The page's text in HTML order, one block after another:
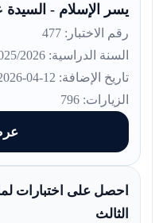
يسر الإسلام - السيدة
رقم الاختبار: 477
السنة الدراسية: 2025/2026
تاريخ الإضافة: 12-04-2026
الزيارات: 796
الثالث